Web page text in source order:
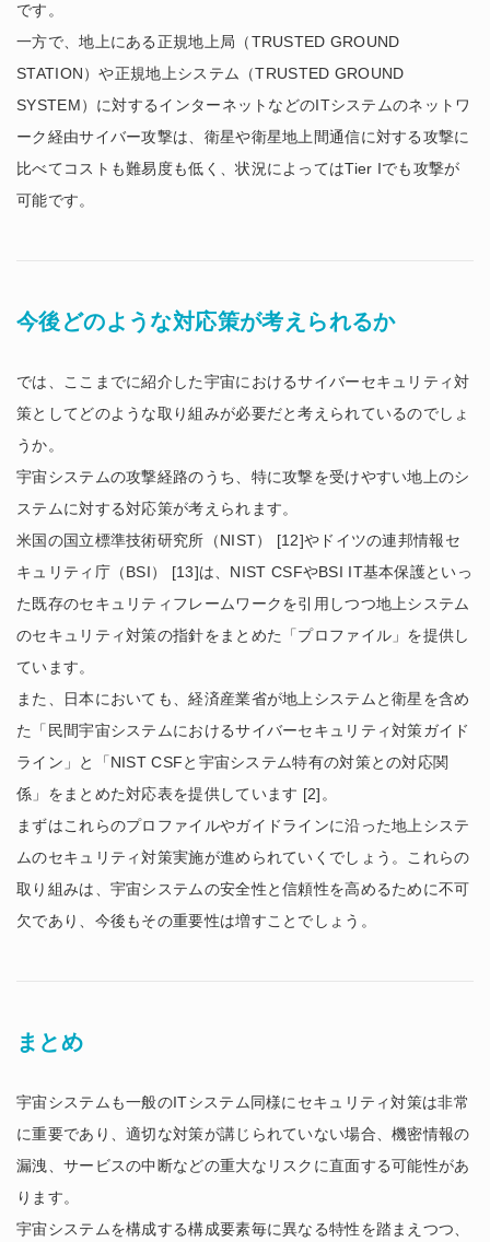
です。
一方で、地上にある正規地上局（TRUSTED GROUND
STATION）や正規地上システム（TRUSTED GROUND
SYSTEM）に対するインターネットなどのITシステムのネットワ
ーク経由サイバー攻撃は、衛星や衛星地上間通信に対する攻撃に
比べてコストも難易度も低く、状況によってはTier Iでも攻撃が
可能です。
今後どのような対応策が考えられるか
では、ここまでに紹介した宇宙におけるサイバーセキュリティ対
策としてどのような取り組みが必要だと考えられているのでしょ
うか。
宇宙システムの攻撃経路のうち、特に攻撃を受けやすい地上のシ
ステムに対する対応策が考えられます。
米国の国立標準技術研究所（NIST） [12]やドイツの連邦情報セ
キュリティ庁（BSI） [13]は、NIST CSFやBSI IT基本保護といっ
た既存のセキュリティフレームワークを引用しつつ地上システム
のセキュリティ対策の指針をまとめた「プロファイル」を提供し
ています。
また、日本においても、経済産業省が地上システムと衛星を含め
た「民間宇宙システムにおけるサイバーセキュリティ対策ガイド
ライン」と「NIST CSFと宇宙システム特有の対策との対応関
係」をまとめた対応表を提供しています [2]。
まずはこれらのプロファイルやガイドラインに沿った地上システ
ムのセキュリティ対策実施が進められていくでしょう。これらの
取り組みは、宇宙システムの安全性と信頼性を高めるために不可
欠であり、今後もその重要性は増すことでしょう。
まとめ
宇宙システムも一般のITシステム同様にセキュリティ対策は非常
に重要であり、適切な対策が講じられていない場合、機密情報の
漏洩、サービスの中断などの重大なリスクに直面する可能性があ
ります。
宇宙システムを構成する構成要素毎に異なる特性を踏まえつつ、